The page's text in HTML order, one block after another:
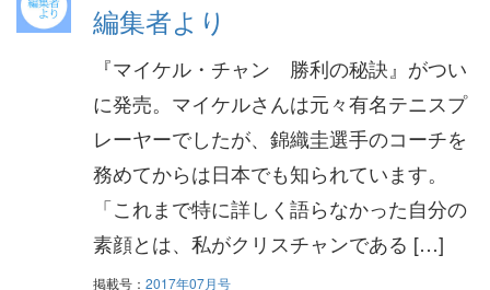
編集者より
『マイケル・チャン 勝利の秘訣』がつい
に発売。マイケルさんは元々有名テニスプ
レーヤーでしたが、錦織圭選手のコーチを
務めてからは日本でも知られています。
「これまで特に詳しく語らなかった自分の
素顔とは、私がクリスチャンである […]
掲載号： 2017年07月号